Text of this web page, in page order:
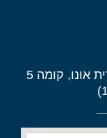
קניון קרית אונו, רח' ירושלים 39 קרית אונו, קומה 5